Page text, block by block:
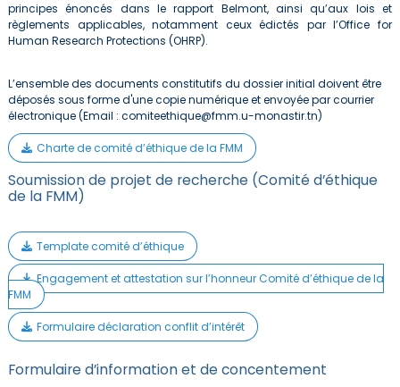
principes énoncés dans le rapport Belmont, ainsi qu’aux lois et
règlements applicables, notamment ceux édictés par l’Office for
Human Research Protections (OHRP).
L’ensemble des documents constitutifs du dossier initial doivent être
déposés sous forme d'une copie numérique et envoyée par courrier
électronique (Email : comiteethique@fmm.u-monastir.tn)
Charte de comité d’éthique de la FMM
Soumission de projet de recherche (Comité d’éthique
de la FMM)
Template comité d’éthique
Engagement et attestation sur l’honneur Comité d’éthique de la
FMM
Formulaire déclaration conflit d’intérêt
Formulaire d’information et de concentement